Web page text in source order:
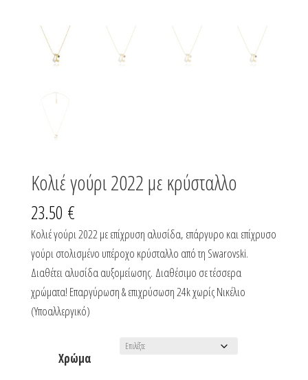
Κολιέ γούρι 2022 με κρύσταλλο
23.50 €
Κολιέ γούρι 2022 με επίχρυση αλυσίδα, επάργυρο και επίχρυσο
γούρι στολισμένο υπέροχο κρύσταλλο από τη Swarovski.
Διαθέτει αλυσίδα αυξομείωσης. Διαθέσιμο σε τέσσερα
χρώματα! Επαργύρωση & επιχρύσωση 24k χωρίς Νικέλιο
(Υποαλλεργικό)
Χρώμα